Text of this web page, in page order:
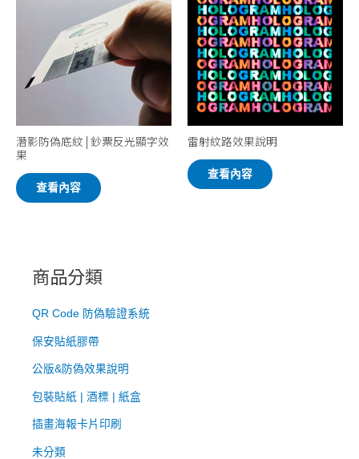
潛影防偽底紋 | 鈔票反光顯字效
果
查看內容
雷射紋路效果說明
查看內容
商品分類
QR Code 防偽驗證系統
​保安貼紙膠帶
公版&防偽效果說明
包裝貼紙 | 酒標 | 紙盒
插畫海報卡片印刷
未分類